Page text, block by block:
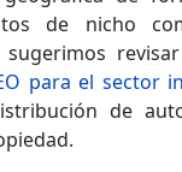
de nicho
para el sector
de